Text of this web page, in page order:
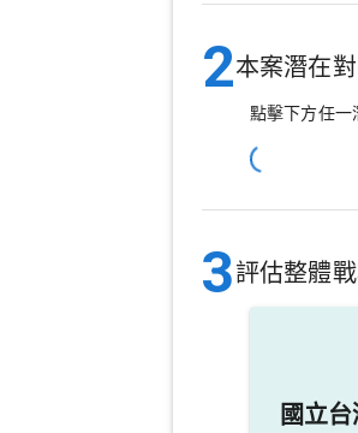
2本案潛在
點擊下方任一
3評估整體
國立